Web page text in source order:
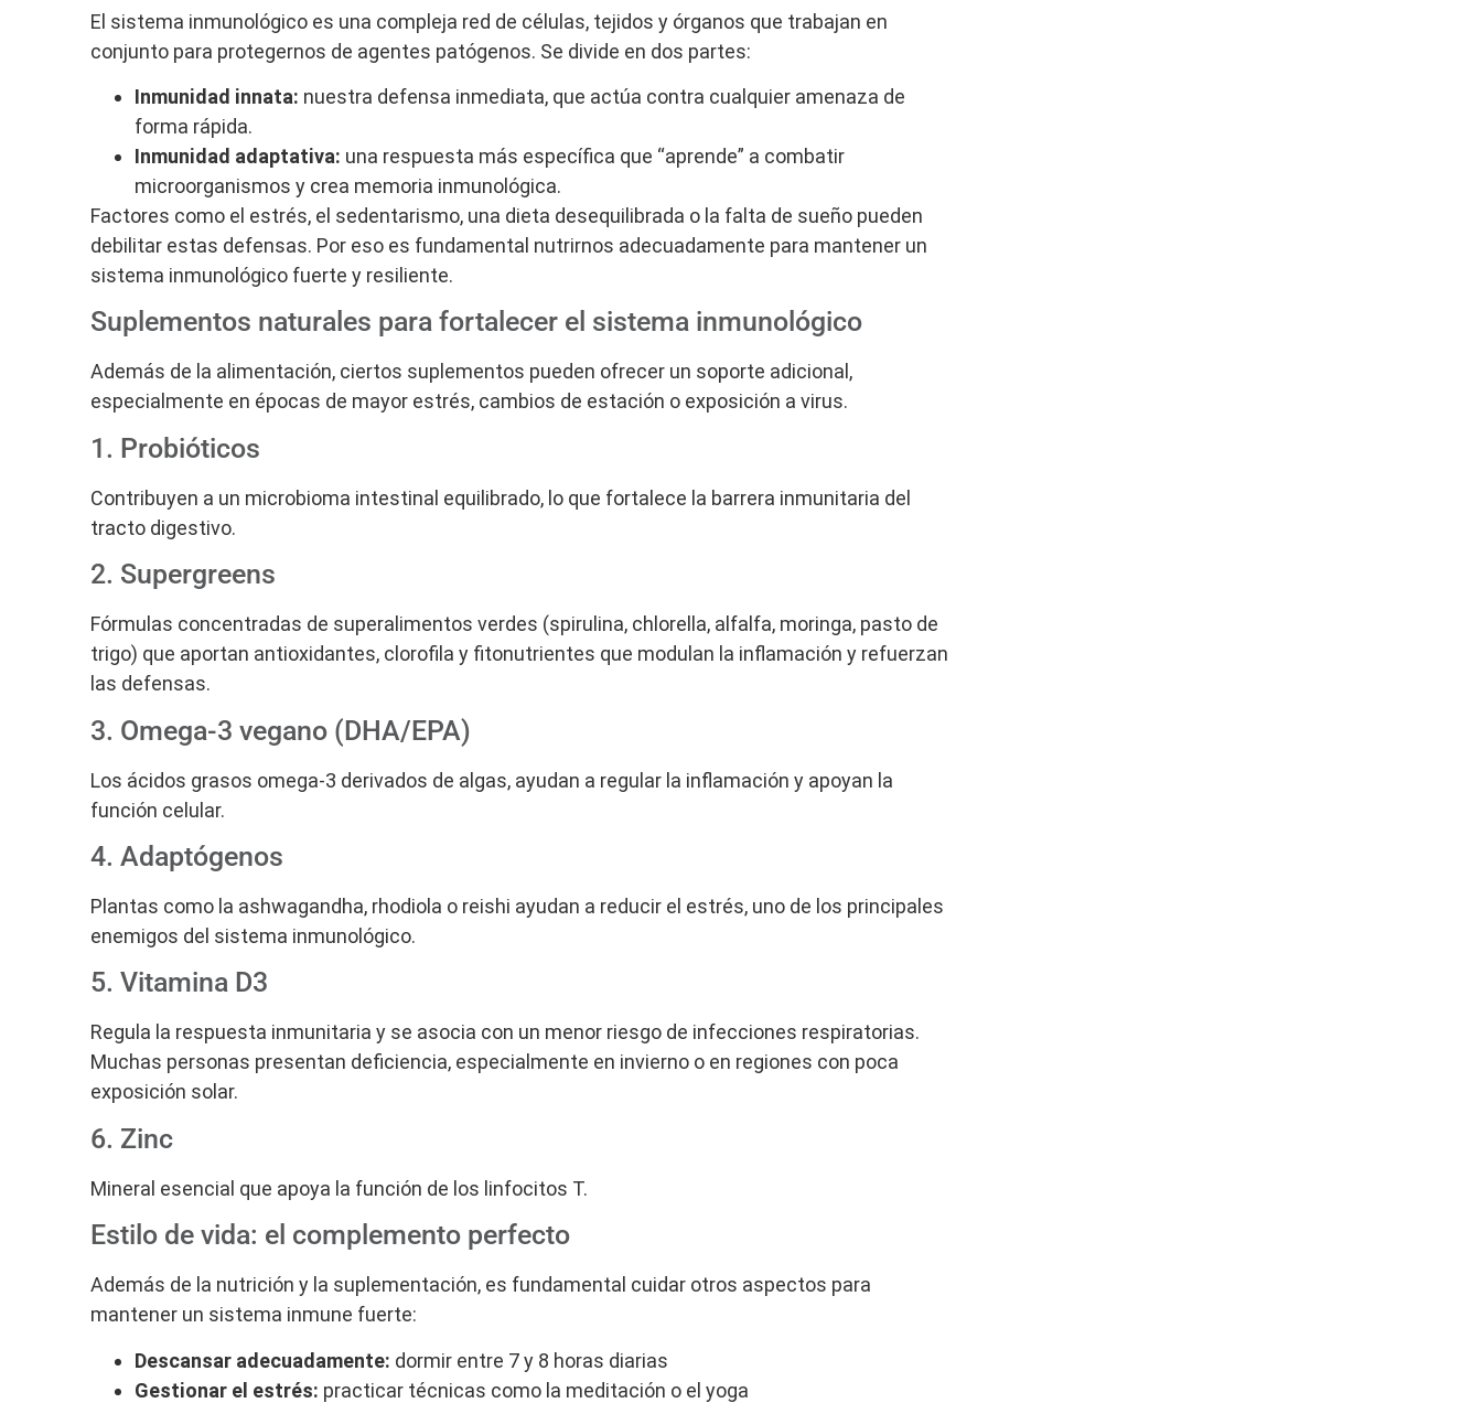
El sistema inmunológico es una compleja red de células, tejidos y órganos que trabajan en
conjunto para protegernos de agentes patógenos. Se divide en dos partes:
Inmunidad innata: nuestra defensa inmediata, que actúa contra cualquier amenaza de
forma rápida.
Inmunidad adaptativa: una respuesta más específica que “aprende” a combatir
microorganismos y crea memoria inmunológica.
Factores como el estrés, el sedentarismo, una dieta desequilibrada o la falta de sueño pueden
debilitar estas defensas. Por eso es fundamental nutrirnos adecuadamente para mantener un
sistema inmunológico fuerte y resiliente.
Suplementos naturales para fortalecer el sistema inmunológico
Además de la alimentación, ciertos suplementos pueden ofrecer un soporte adicional,
especialmente en épocas de mayor estrés, cambios de estación o exposición a virus.
1. Probióticos
Contribuyen a un microbioma intestinal equilibrado, lo que fortalece la barrera inmunitaria del
tracto digestivo.
2. Supergreens
Fórmulas concentradas de superalimentos verdes (spirulina, chlorella, alfalfa, moringa, pasto de
trigo) que aportan antioxidantes, clorofila y fitonutrientes que modulan la inflamación y refuerzan
las defensas.
3. Omega-3 vegano (DHA/EPA)
Los ácidos grasos omega-3 derivados de algas, ayudan a regular la inflamación y apoyan la
función celular.
4. Adaptógenos
Plantas como la ashwagandha, rhodiola o reishi ayudan a reducir el estrés, uno de los principales
enemigos del sistema inmunológico.
5. Vitamina D3
Regula la respuesta inmunitaria y se asocia con un menor riesgo de infecciones respiratorias.
Muchas personas presentan deficiencia, especialmente en invierno o en regiones con poca
exposición solar.
6. Zinc
Mineral esencial que apoya la función de los linfocitos T.
Estilo de vida: el complemento perfecto
Además de la nutrición y la suplementación, es fundamental cuidar otros aspectos para
mantener un sistema inmune fuerte:
Descansar adecuadamente: dormir entre 7 y 8 horas diarias
Gestionar el estrés: practicar técnicas como la meditación o el yoga